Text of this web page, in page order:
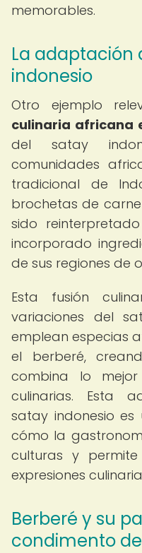
memorables.
La adaptación
indonesio
Otro ejemplo
culinaria africana
del satay
comunidades
tradicional de
brochetas de
sido
incorporado
de sus regiones de
Esta fusión
variaciones del
emplean especias
el berberé,
combina lo
culinarias. Esta
satay indonesio
cómo la
culturas y
expresiones
Berberé y su
condimento